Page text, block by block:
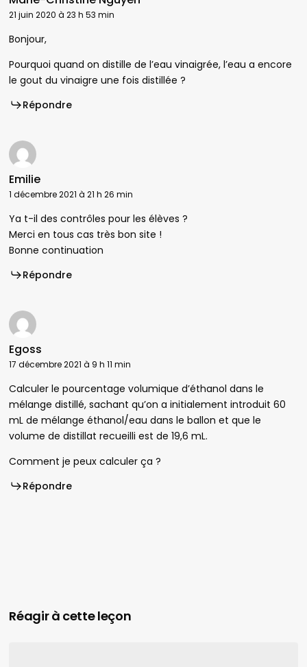
21 juin 2020 à 23 h 53 min
Bonjour,
Pourquoi quand on distille de l’eau vinaigrée, l’eau a encore
le gout du vinaigre une fois distillée ?
Répondre
Emilie
1 décembre 2021 à 21 h 26 min
Ya t-il des contrôles pour les élèves ?
Merci en tous cas très bon site !
Bonne continuation
Répondre
Egoss
17 décembre 2021 à 9 h 11 min
Calculer le pourcentage volumique d’éthanol dans le
mélange distillé, sachant qu’on a initialement introduit 60
mL de mélange éthanol/eau dans le ballon et que le
volume de distillat recueilli est de 19,6 mL.
Comment je peux calculer ça ?
Répondre
Réagir à cette leçon